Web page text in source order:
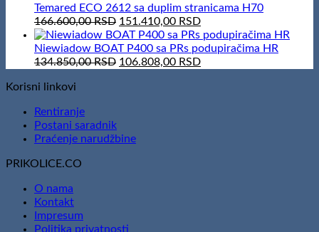
was:
100,00 RSD.
is:
50,00 RSD.
Temared ECO 2612 sa duplim stranicama H70
166.600,00RSD Original
price
was:
166.600,00 RSD.
151.410,00 RSDCurrent
price
is:
151.410,00 RSD.
Niewiadow BOAT P400 sa PRs podupiračima HR
134.850,00RSD Original
106.808,00 RSDCurrent
Korisni linkovi
Rentiranje
Postani saradnik
Praćenje narudžbine
PRIKOLICE.CO
O nama
Kontakt
Impresum
Politika privatnosti